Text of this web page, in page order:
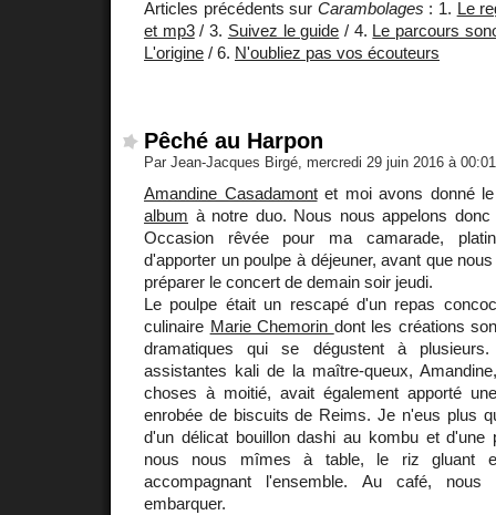
Articles précédents sur Carambolages : 1. Le
et mp3/ 3. Suivez le guide / 4. Le parcours
L'origine / 6. N'oubliez pas vos écouteurs
Pêché au Harpon
Par Jean-Jacques Birgé, mercredi 29 juin 2016 à
Amandine Casadamontet moi avons donné
album à notre duo. Nous nous appelons
Occasion rêvée pour ma camarade,
d'apporter un poulpe à déjeuner, avant que
préparer le concert de demain soir jeudi.
Le poulpe était un rescapé d'un repas
culinaire Marie Chemorin dont les créations
dramatiques qui se dégustent à
assistantes kali de la maître-queux,
choses à moitié, avait également apporté
enrobée de biscuits de Reims. Je n'eus plus
d'un délicat bouillon dashi au kombu et d'une
nous nous mîmes à table, le riz gluant
accompagnant l'ensemble. Au café,
embarquer.